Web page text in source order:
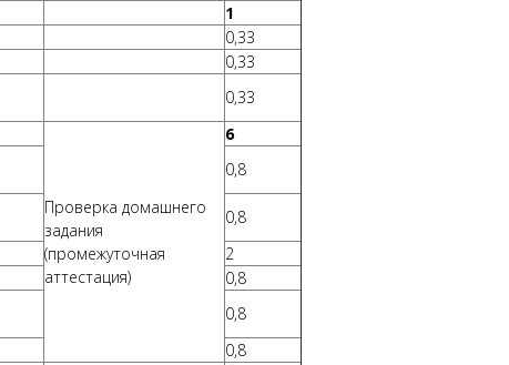
1
0,33
0,33
0,33
Проверка домашнего
задания
(промежуточная
аттестация)
6
0,8
0,8
2
0,8
0,8
0,8